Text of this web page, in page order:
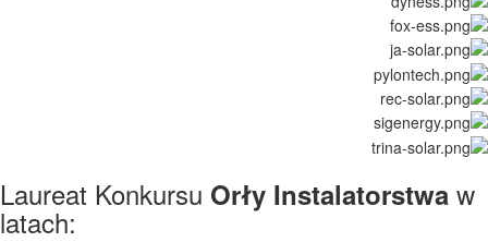
Laureat Konkursu Orły Instalatorstwa w
latach: